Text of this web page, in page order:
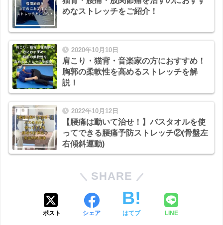
めなストレッチをご紹介！
2020年10月10日
肩こり・猫背・音楽家の方におすすめ！
胸郭の柔軟性を高めるストレッチを解
説！
2022年10月12日
【腰痛は動いて治せ！】バスタオルを使
ってできる腰痛予防ストレッチ②(骨盤左
右傾斜運動)
SHARE
ポスト シェア はてブ LINE